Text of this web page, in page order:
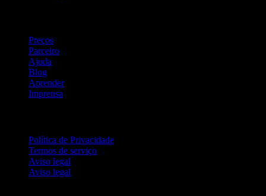
Preços
Parceiro
Ajuda
Blog
Aprender
Imprensa
Política de Privacidade
Termos de serviço
Aviso legal
Aviso legal